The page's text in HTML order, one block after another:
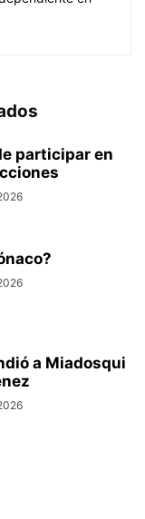
participar en
a Miadosqui